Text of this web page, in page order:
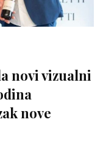
novi vizualni
nove